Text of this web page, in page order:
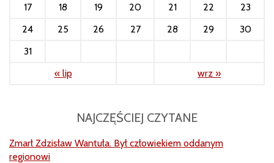
17
18 19 20 21 22
23
24
25 26 27 28 29
30
31
« lip
wrz »
NAJCZĘŚCIEJ CZYTANE
Zmarł Zdzisław Wantuła. Był człowiekiem oddanym
regionowi